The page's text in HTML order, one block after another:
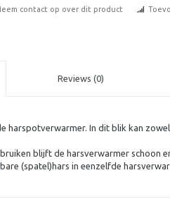
contact op over dit product
Reviews (0)
harspotverwarmer. In dit blik kan
blijft de harsverwarmer schoon
(spatel)hars in eenzelfde